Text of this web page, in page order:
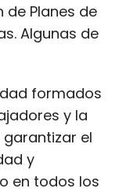
Planes de
Algunas de
formados
y la
el
y
en todos los